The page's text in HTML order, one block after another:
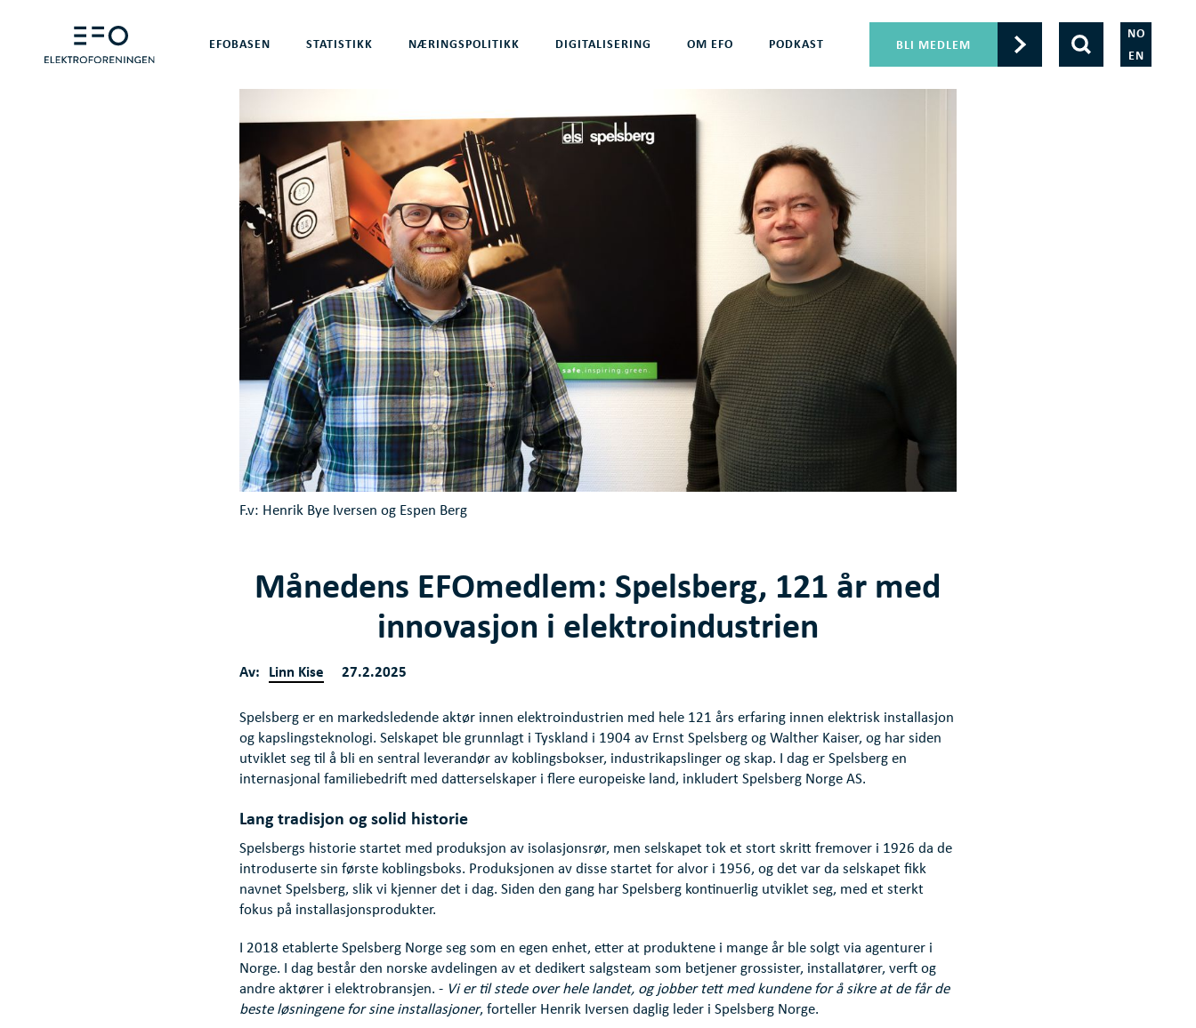
EFOBASEN STATISTIKK NÆRINGSPOLITIKK DIGITALISERING OM EFO PODKAST BLI MEDLEM
NO
EN
F.v: Henrik Bye Iversen og Espen Berg
Månedens EFOmedlem: Spelsberg, 121 år med
innovasjon i elektroindustrien
Av: Linn Kise 27.2.2025
Spelsberg er en markedsledende aktør innen elektroindustrien med hele 121 års erfaring innen elektrisk installasjon
og kapslingsteknologi. Selskapet ble grunnlagt i Tyskland i 1904 av Ernst Spelsberg og Walther Kaiser, og har siden
utviklet seg til å bli en sentral leverandør av koblingsbokser, industrikapslinger og skap. I dag er Spelsberg en
internasjonal familiebedrift med datterselskaper i flere europeiske land, inkludert Spelsberg Norge AS.
Lang tradisjon og solid historie
Spelsbergs historie startet med produksjon av isolasjonsrør, men selskapet tok et stort skritt fremover i 1926 da de
introduserte sin første koblingsboks. Produksjonen av disse startet for alvor i 1956, og det var da selskapet fikk
navnet Spelsberg, slik vi kjenner det i dag. Siden den gang har Spelsberg kontinuerlig utviklet seg, med et sterkt
fokus på installasjonsprodukter.
I 2018 etablerte Spelsberg Norge seg som en egen enhet, etter at produktene i mange år ble solgt via agenturer i
Norge. I dag består den norske avdelingen av et dedikert salgsteam som betjener grossister, installatører, verft og
andre aktører i elektrobransjen. - Vi er til stede over hele landet, og jobber tett med kundene for å sikre at de får de
beste løsningene for sine installasjoner, forteller Henrik Iversen daglig leder i Spelsberg Norge.